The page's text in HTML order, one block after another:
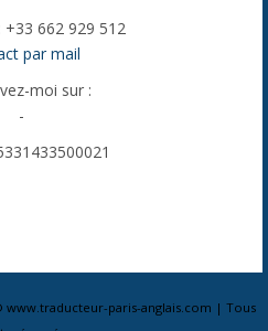
+33 662 929 512
par mail
moi sur :
-
paris-anglais.com | Tous